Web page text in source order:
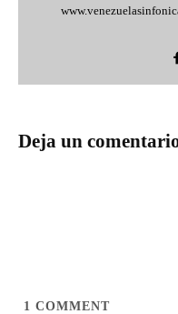
Deja un
1 COMMENT